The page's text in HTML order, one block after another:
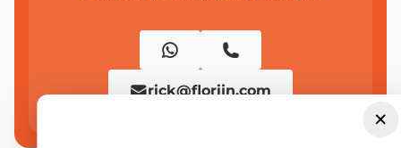
rick@florijn.com
×